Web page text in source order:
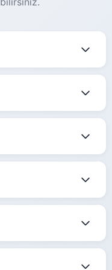
Güncel
birlikte ortalama
en uygun saati